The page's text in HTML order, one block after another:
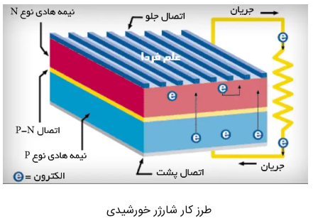
طرز کار شارژر خورشیدی